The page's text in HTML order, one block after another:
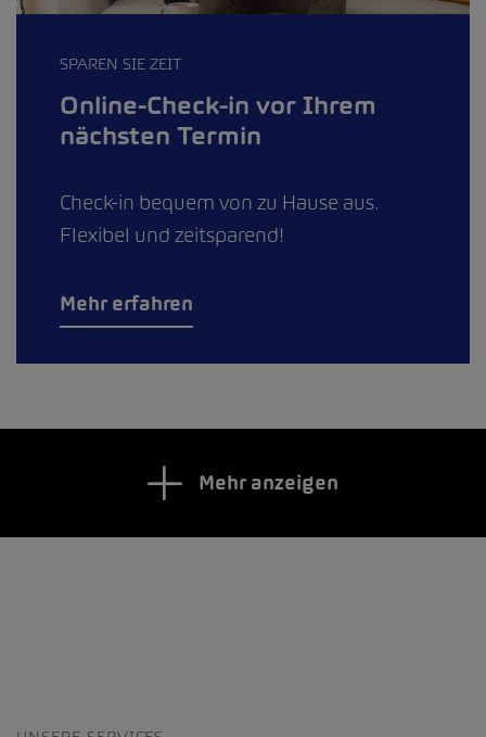
SPAREN SIE ZEIT
Online-Check-in vor Ihrem
nächsten Termin
Check-in bequem von zu Hause aus.
Flexibel und zeitsparend!
Mehr erfahren
Mehr anzeigen